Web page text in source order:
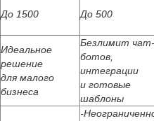
До 1500 До 500
Идеальное
решение
для малого
бизнеса
Безлимит чат-
ботов,
интеграции
и готовые
шаблоны
-